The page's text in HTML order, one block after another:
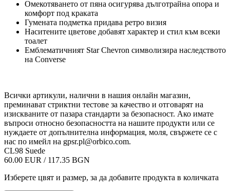
Омекотяването от пяна осигурява дълготрайна опора и
комфорт под краката
Гумената подметка придава ретро визия
Наситените цветове добавят характер и стил към всеки
тоалет
Емблематичният Star Chevron символизира наследството
на Converse
Всички артикули, налични в нашия онлайн магазин,
преминават стриктни тестове за качество и отговарят на
изискваните от пазара стандарти за безопасност. Ако имате
въпроси относно безопасността на нашите продукти или се
нуждаете от допълнителна информация, моля, свържете се с
нас по имейл на gpsr.pl@orbico.com.
CL98 Suede
60.00 EUR / 117.35 BGN
Изберете цвят и размер, за да добавите продукта в количката